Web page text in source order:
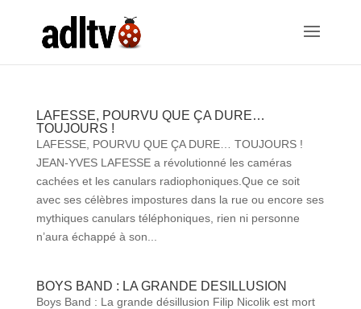
LAFESSE, POURVU QUE ÇA DURE…
TOUJOURS !
LAFESSE, POURVU QUE ÇA DURE… TOUJOURS !
JEAN-YVES LAFESSE a révolutionné les caméras
cachées et les canulars radiophoniques.Que ce soit
avec ses célèbres impostures dans la rue ou encore ses
mythiques canulars téléphoniques, rien ni personne
n’aura échappé à son...
BOYS BAND : LA GRANDE DESILLUSION
Boys Band : La grande désillusion Filip Nicolik est mort